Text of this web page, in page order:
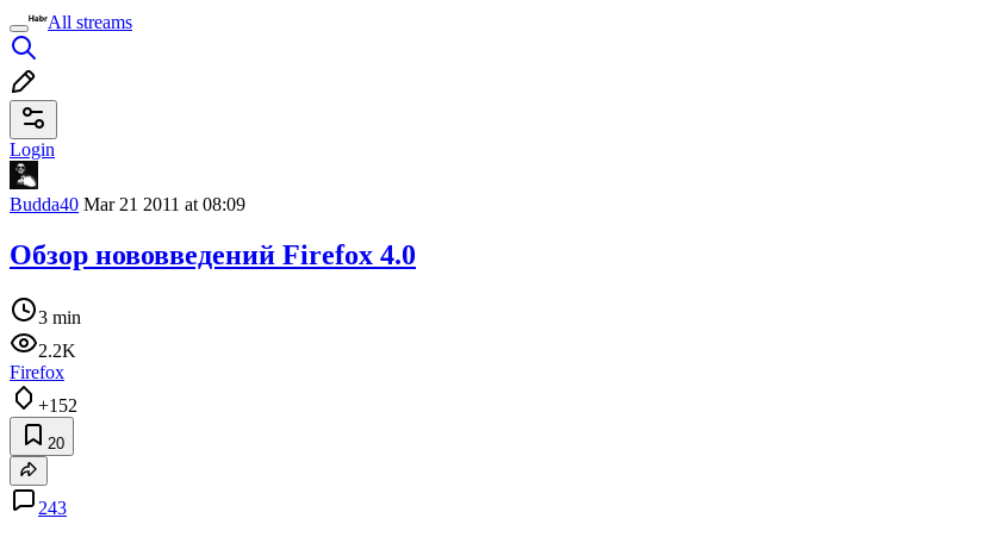
All streams
Login
Budda40 Mar 21 2011 at 08:09
Обзор нововведений Firefox 4.0
3 min
2.2K
Firefox
+152
20
243